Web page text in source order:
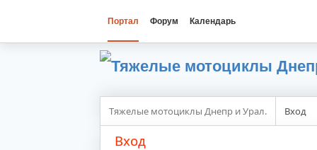
Портал Форум Календарь
Тяжелые мотоциклы Днепр и Урал. Вход
Вход